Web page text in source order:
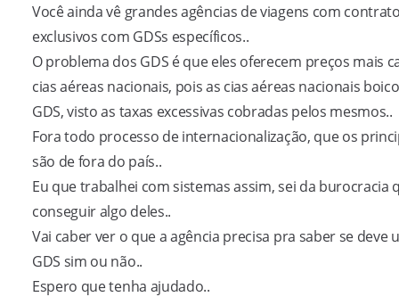
Você ainda vê grandes agências de viagens com
exclusivos com GDSs específicos..
O problema dos GDS é que eles oferecem preços mais
cias aéreas nacionais, pois as cias aéreas nacionais
GDS, visto as taxas excessivas cobradas pelos mesmos..
Fora todo processo de internacionalização, que os
são de fora do país..
Eu que trabalhei com sistemas assim, sei da burocracia
conseguir algo deles..
Vai caber ver o que a agência precisa pra saber se deve
GDS sim ou não..
Espero que tenha ajudado..